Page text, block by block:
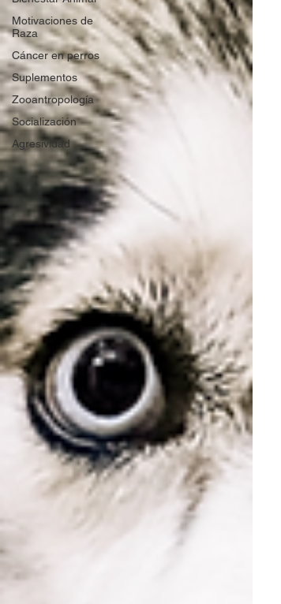
Motivaciones de
Raza
Cáncer en perros
Suplementos
Zooantropología
Socialización
Agresividad